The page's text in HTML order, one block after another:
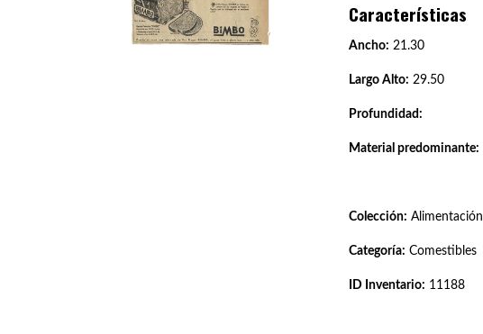
Características
Ancho: 21.30
Largo Alto: 29.50
Profundidad:
Material predominante:
Colección: Alimentación
Categoría: Comestibles
ID Inventario: 11188